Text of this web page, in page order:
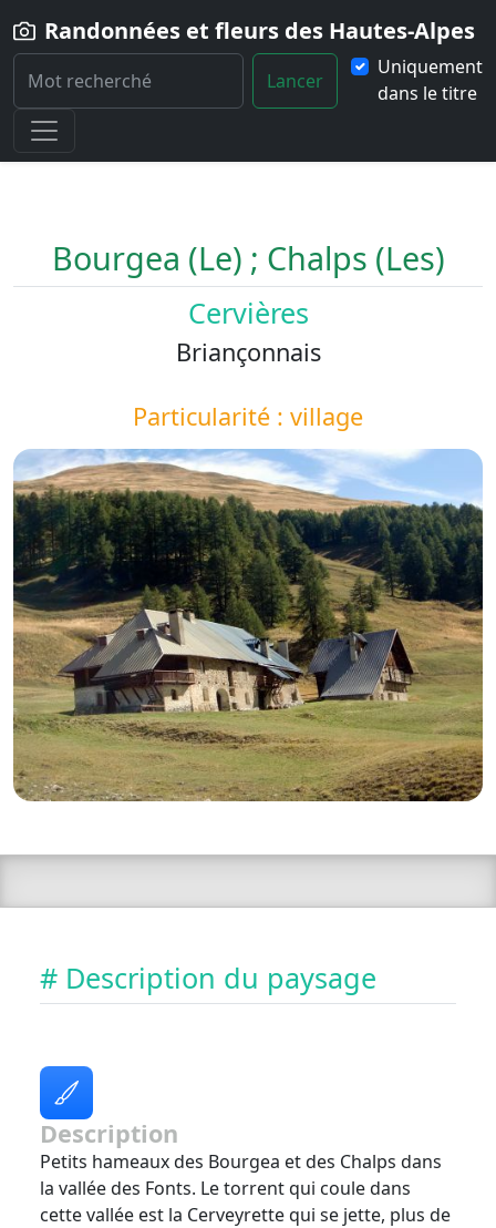
Randonnées et fleurs des Hautes-Alpes
Lancer
Uniquement
dans le titre
Home
Paysage Bourgea-Le-Chalps-Les
Bourgea (Le) ; Chalps (Les)
Cervières
Briançonnais
Particularité : village
# Description du paysage
Description
Petits hameaux des Bourgea et des Chalps dans
la vallée des Fonts. Le torrent qui coule dans
cette vallée est la Cerveyrette qui se jette, plus de